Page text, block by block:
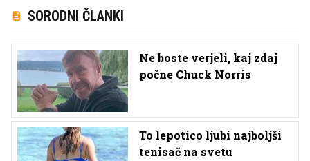
SORODNI ČLANKI
Ne boste verjeli, kaj zdaj
počne Chuck Norris
To lepotico ljubi najboljši
tenisač na svetu